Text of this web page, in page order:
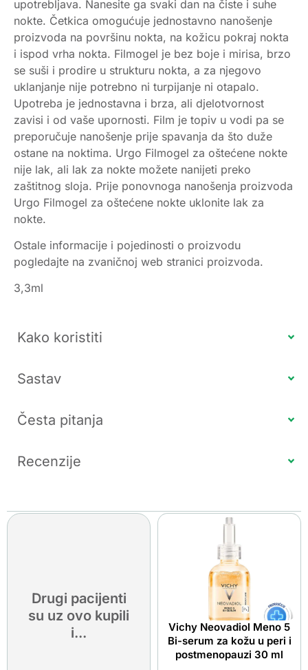
upotrebljava. Nanesite ga svaki dan na čiste i suhe
nokte. Četkica omogućuje jednostavno nanošenje
proizvoda na površinu nokta, na kožicu pokraj nokta
i ispod vrha nokta. Filmogel je bez boje i mirisa, brzo
se suši i prodire u strukturu nokta, a za njegovo
uklanjanje nije potrebno ni turpijanje ni otapalo.
Upotreba je jednostavna i brza, ali djelotvornost
zavisi i od vaše upornosti. Film je topiv u vodi pa se
preporučuje nanošenje prije spavanja da što duže
ostane na noktima. Urgo Filmogel za oštećene nokte
nije lak, ali lak za nokte možete nanijeti preko
zaštitnog sloja. Prije ponovnoga nanošenja proizvoda
Urgo Filmogel za oštećene nokte uklonite lak za
nokte.
Ostale informacije i pojedinosti o proizvodu
pogledajte na zvaničnoj web stranici proizvoda.
3,3ml
Kako koristiti
Sastav
Česta pitanja
Recenzije
Drugi pacijenti
su uz ovo kupili
i...
Vichy Neovadiol Meno 5
Bi-serum za kožu u peri i
postmenopauzi 30 ml